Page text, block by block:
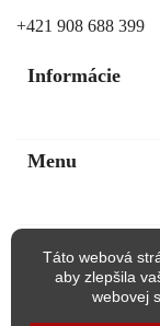
+421 908 688 399
Informácie
Menu
Kontakt
Táto webová
aby zlepšila
webovej
Copyright ©